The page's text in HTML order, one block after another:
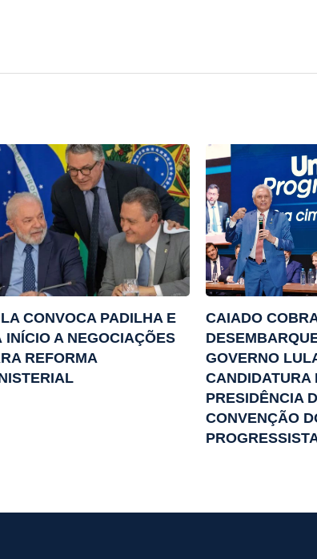
CONVOCA PADILHA E
INÍCIO A NEGOCIAÇÕES
REFORMA
CAIADO
GOVERNO
CANDIDATURA
PRESIDÊNCIA
CONVENÇÃO